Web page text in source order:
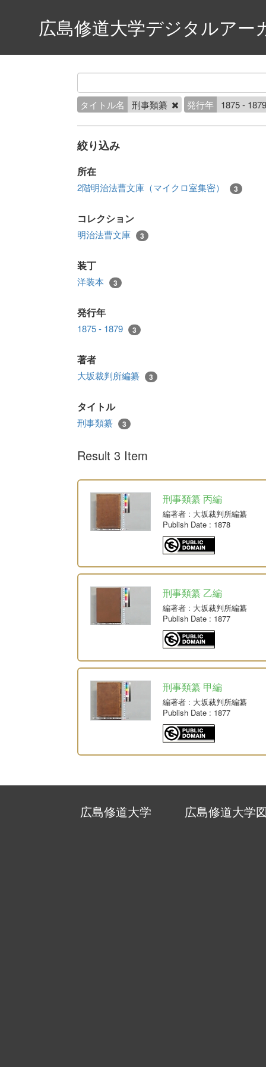
広島修道大学デジタルアー
タイトル名 刑事類纂 発行年 1875 -
絞り込み
所在
2階明治法曹文庫（マイクロ室集密） 3
コレクション
明治法曹文庫 3
装丁
洋装本 3
発行年
1875 - 1879 3
著者
大坂裁判所編纂 3
タイトル
刑事類纂 3
Result 3 Item
刑事類纂 丙編
編著者 : 大坂裁判所編纂
Publish Date : 1878
刑事類纂 乙編
編著者 : 大坂裁判所編纂
Publish Date : 1877
刑事類纂 甲編
編著者 : 大坂裁判所編纂
Publish Date : 1877
広島修道大学 広島修道大学